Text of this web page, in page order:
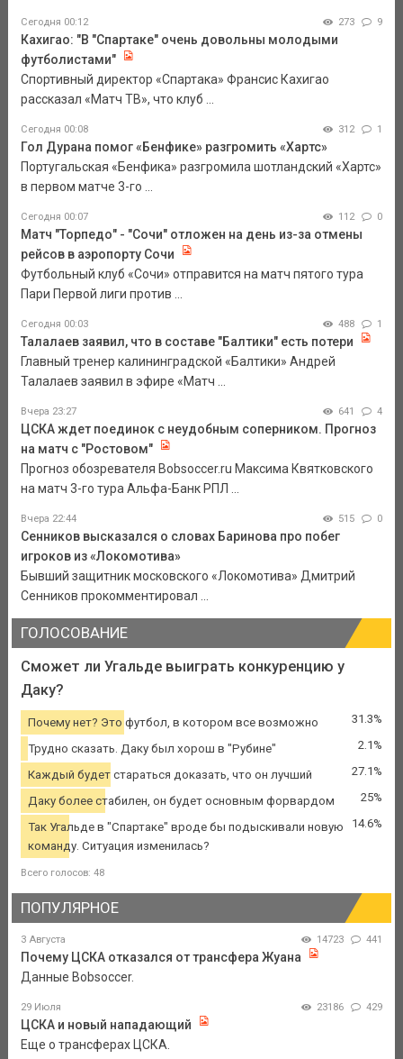
Сегодня 00:12 273 9
Кахигао: "В "Спартаке" очень довольны молодыми
футболистами"
Спортивный директор «Спартака» Франсис Кахигао
рассказал «Матч ТВ», что клуб ...
Сегодня 00:08 312 1
Гол Дурана помог «Бенфике» разгромить «Хартс»
Португальская «Бенфика» разгромила шотландский «Хартс»
в первом матче 3-го ...
Сегодня 00:07 112 0
Матч "Торпедо" - "Сочи" отложен на день из-за отмены
рейсов в аэропорту Сочи
Футбольный клуб «Сочи» отправится на матч пятого тура
Пари Первой лиги против ...
Сегодня 00:03 488 1
Талалаев заявил, что в составе "Балтики" есть потери
Главный тренер калининградской «Балтики» Андрей
Талалаев заявил в эфире «Матч ...
Вчера 23:27 641 4
ЦСКА ждет поединок с неудобным соперником. Прогноз
на матч с "Ростовом"
Прогноз обозревателя Bobsoccer.ru Максима Квятковского
на матч 3-го тура Альфа-Банк РПЛ ...
Вчера 22:44 515 0
Сенников высказался о словах Баринова про побег
игроков из «Локомотива»
Бывший защитник московского «Локомотива» Дмитрий
Сенников прокомментировал ...
ГОЛОСОВАНИЕ
Сможет ли Угальде выиграть конкуренцию у
Даку?
Почему нет? Это футбол, в котором все возможно 31.3%
Трудно сказать. Даку был хорош в "Рубине" 2.1%
Каждый будет стараться доказать, что он лучший 27.1%
Даку более стабилен, он будет основным форвардом 25%
Так Угальде в "Спартаке" вроде бы подыскивали новую
команду. Ситуация изменилась?
14.6%
Всего голосов: 48
ПОПУЛЯРНОЕ
3 Августа 14723 441
Почему ЦСКА отказался от трансфера Жуана
Данные Bobsoccer.
29 Июля 23186 429
ЦСКА и новый нападающий
Еще о трансферах ЦСКА.